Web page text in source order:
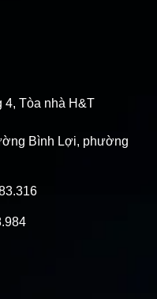
4, Tòa nhà H&T
Bình Lợi, phường